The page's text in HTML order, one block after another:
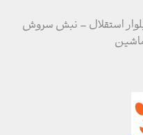
استقلال – نبش سروش